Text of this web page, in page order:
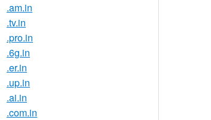
.am.in
.tv.in
.pro.in
.6g.in
.er.in
.up.in
.ai.in
.com.in